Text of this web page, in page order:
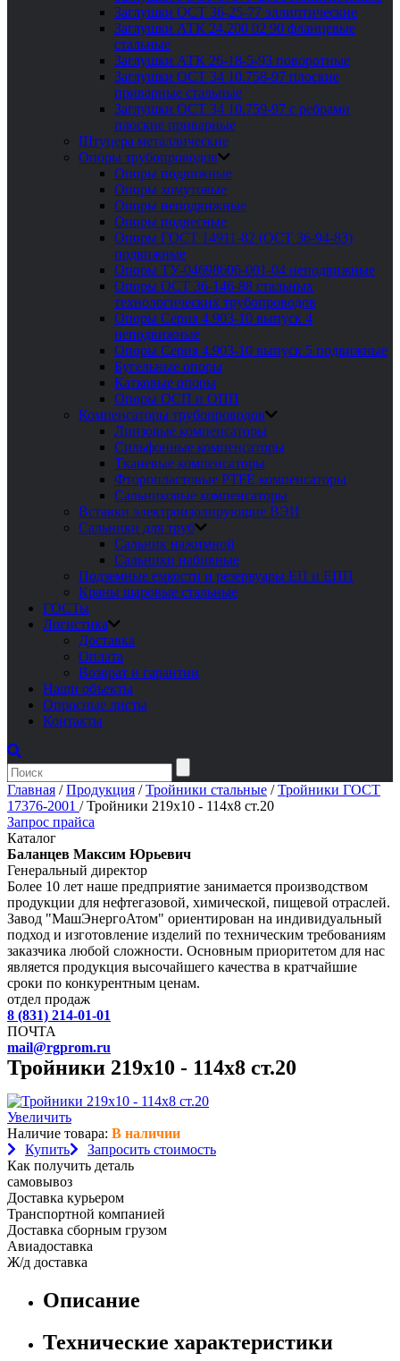
Заглушки ОСТ 36-25-77 эллиптические
Заглушки АТК 24.200 02 90 фланцевые
стальные
Заглушки АТК 26-18-5-93 поворотные
Заглушки ОСТ 34 10.758-97 плоские
приварные стальные
Заглушки ОСТ 34 10.759-97 с ребрами
плоские приварные
Штуцера металлические
Опоры трубопроводов
Опоры подвижные
Опоры хомутовые
Опоры неподвижные
Опоры подвесные
Опоры ГОСТ 14911-82 (ОСТ 36-94-83)
подвижные
Опоры ТУ-04698606-001-04 неподвижные
Опоры ОСТ 36-146-88 стальных
технологических трубопроводов
Опоры Серия 4.903-10 выпуск 4
неподвижные
Опоры Серия 4.903-10 выпуск 5 подвижные
Бугельные опоры
Катковые опоры
Опоры ОСП и ОПП
Компенсаторы трубопроводов
Линзовые компенсаторы
Сильфонные компенсаторы
Тканевые компенсаторы
Фторопластовые PTFE компенсаторы
Сальниковые компенсаторы
Вставки электроизолирующие ВЭИ
Сальники для труб
Сальник нажимной
Сальники набивные
Подземные емкости и резервуары ЕП и ЕПП
Краны шаровые стальные
ГОСТы
Логистика
Доставка
Оплата
Возврат и гарантии
Наши объекты
Опросные листы
Контакты
Главная /Продукция /Тройники стальные /Тройники ГОСТ
17376-2001 /Тройники 219х10 - 114х8 ст.20
Запрос прайса
Каталог
Баланцев Максим Юрьевич
Генеральный директор
Более 10 лет наше предприятие занимается производством
продукции для нефтегазовой, химической, пищевой отраслей.
Завод "МашЭнергоАтом" ориентирован на индивидуальный
подход и изготовление изделий по техническим требованиям
заказчика любой сложности. Основным приоритетом для нас
является продукция высочайшего качества в кратчайшие
сроки по конкурентным ценам.
отдел продаж
8 (831) 214-01-01
ПОЧТА
mail@rgprom.ru
Тройники 219х10 - 114х8 ст.20
Увеличить
Наличие товара: В наличии
Купить
Запросить стоимость
Как получить деталь
самовывоз
Доставка курьером
Транспортной компанией
Доставка сборным грузом
Авиадоставка
Ж/д доставка
Описание
Технические характеристики